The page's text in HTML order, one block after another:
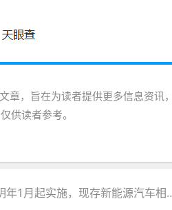
章，旨在为读者提供更多信息资
供读者参考。
起实施，现存新能源汽车相关企业超164万家